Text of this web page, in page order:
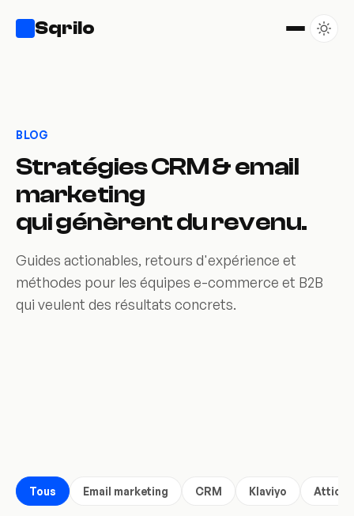
Sqrilo
BLOG
Stratégies CRM & email
marketing
qui génèrent du revenu.
Guides actionables, retours d'expérience et
méthodes pour les équipes e-commerce et B2B
qui veulent des résultats concrets.
Tous Email marketing CRM Klaviyo Attio